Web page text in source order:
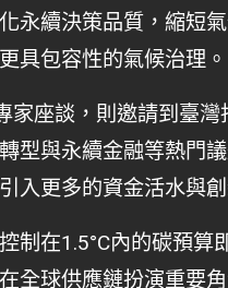
永續決策品質，縮短
具包容性的氣候治理。
家座談，則邀請到臺
型與永續金融等熱門
入更多的資金活水與創
制在1.5°C內的碳預算
全球供應鏈扮演重要